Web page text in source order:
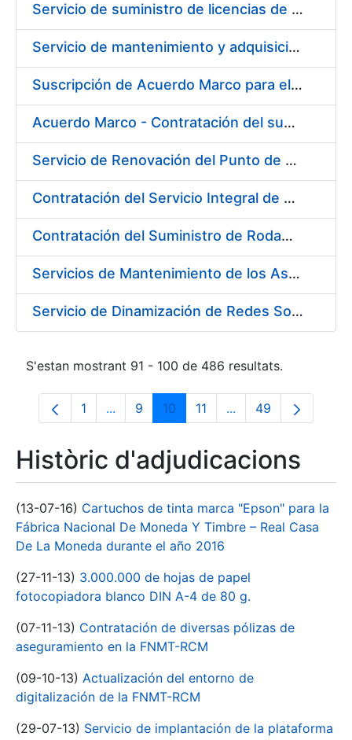
Servicio de suministro de licencias de productos BES12
Servicio de mantenimiento y adquisición de las tapas automáticas HYGOLET instaladas en la FNMT-RCM de Madrid, y el suministro de rollos de plásticos originales
Suscripción de Acuerdo Marco para el Suministro de Material de Ferretería para la Entidad Pública Empresarial Fábrica Nacional de Moneda y Timbre-Real Casa de la Moneda (FNMT-RCM)
Acuerdo Marco - Contratación del suministro de Material de Electricidad para la Fábrica de papel de Burgos. PA AM /FP/004/2020-2021
Servicio de Renovación del Punto de Venta de la Tienda del Museo de la FNMT-RCM
Contratación del Servicio Integral de Cardioprotección para sus Sedes de Madrid y Burgos
Contratación del Suministro de Rodamientos y Material de Transmisiones para la Fábrica Nacional de Moneda y Timbre - Real Casa de la Moneda
Servicios de Mantenimiento de los Ascensores, Montacargas y Plataformas de Minusválidos instalados en la Fábrica de Papel de Burgos
Servicio de Dinamización de Redes Sociales
S'estan mostrant 91 - 100 de 486 resultats.
Pàgina
1 ...Pàgines intermèdies Utilitzeu TAB per
Pàgina
9 Pàgina
10 Pàgina
11 ...PàginesPàgina
49
Històric d'adjudicacions
(13-07-16) Cartuchos de tinta marca "Epson" para la
Fábrica Nacional De Moneda Y Timbre – Real Casa
De La Moneda durante el año 2016
(27-11-13) 3.000.000 de hojas de papel
fotocopiadora blanco DIN A-4 de 80 g.
(07-11-13) Contratación de diversas pólizas de
aseguramiento en la FNMT-RCM
(09-10-13) Actualización del entorno de
digitalización de la FNMT-RCM
(29-07-13) Servicio de implantación de la plataforma